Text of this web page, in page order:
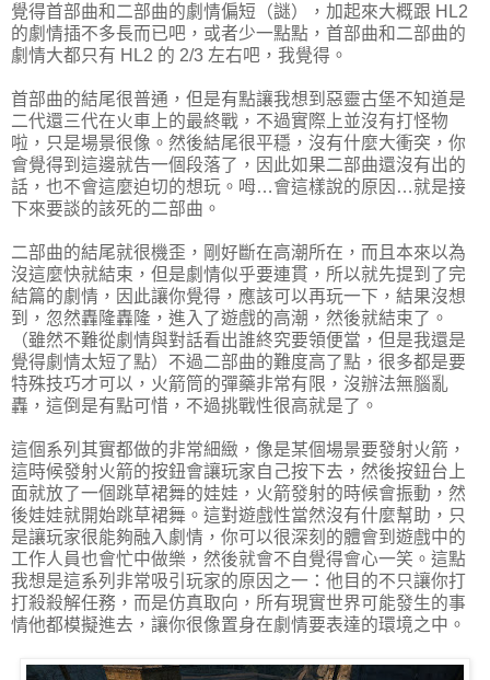
覺得首部曲和二部曲的劇情偏短（謎），加起來大概跟 HL2
的劇情插不多長而已吧，或者少一點點，首部曲和二部曲的
劇情大都只有 HL2 的 2/3 左右吧，我覺得。
首部曲的結尾很普通，但是有點讓我想到惡靈古堡不知道是
二代還三代在火車上的最終戰，不過實際上並沒有打怪物
啦，只是場景很像。然後結尾很平穩，沒有什麼大衝突，你
會覺得到這邊就告一個段落了，因此如果二部曲還沒有出的
話，也不會這麼迫切的想玩。呣…會這樣說的原因…就是接
下來要談的該死的二部曲。
二部曲的結尾就很機歪，剛好斷在高潮所在，而且本來以為
沒這麼快就結束，但是劇情似乎要連貫，所以就先提到了完
結篇的劇情，因此讓你覺得，應該可以再玩一下，結果沒想
到，忽然轟隆轟隆，進入了遊戲的高潮，然後就結束了。
（雖然不難從劇情與對話看出誰終究要領便當，但是我還是
覺得劇情太短了點）不過二部曲的難度高了點，很多都是要
特殊技巧才可以，火箭筒的彈藥非常有限，沒辦法無腦亂
轟，這倒是有點可惜，不過挑戰性很高就是了。
這個系列其實都做的非常細緻，像是某個場景要發射火箭，
這時候發射火箭的按鈕會讓玩家自己按下去，然後按鈕台上
面就放了一個跳草裙舞的娃娃，火箭發射的時候會振動，然
後娃娃就開始跳草裙舞。這對遊戲性當然沒有什麼幫助，只
是讓玩家很能夠融入劇情，你可以很深刻的體會到遊戲中的
工作人員也會忙中做樂，然後就會不自覺得會心一笑。這點
我想是這系列非常吸引玩家的原因之一：他目的不只讓你打
打殺殺解任務，而是仿真取向，所有現實世界可能發生的事
情他都模擬進去，讓你很像置身在劇情要表達的環境之中。